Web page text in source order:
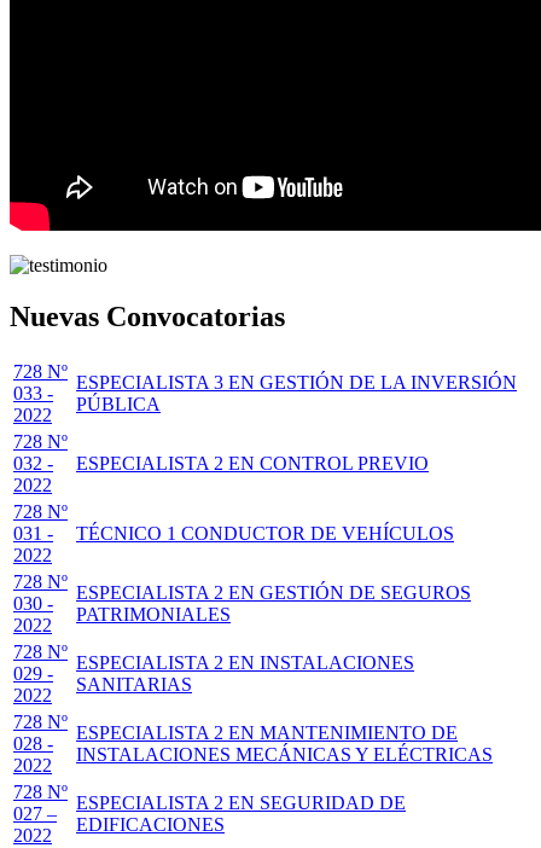
Nuevas Convocatorias
728 Nº
033 -
2022
ESPECIALISTA 3 EN GESTIÓN DE LA INVERSIÓN
PÚBLICA
728 Nº
032 -
2022
ESPECIALISTA 2 EN CONTROL PREVIO
728 Nº
031 -
2022
TÉCNICO 1 CONDUCTOR DE VEHÍCULOS
728 Nº
030 -
2022
ESPECIALISTA 2 EN GESTIÓN DE SEGUROS
PATRIMONIALES
728 Nº
029 -
2022
ESPECIALISTA 2 EN INSTALACIONES
SANITARIAS
728 Nº
028 -
2022
ESPECIALISTA 2 EN MANTENIMIENTO DE
INSTALACIONES MECÁNICAS Y ELÉCTRICAS
728 Nº
027 –
2022
ESPECIALISTA 2 EN SEGURIDAD DE
EDIFICACIONES